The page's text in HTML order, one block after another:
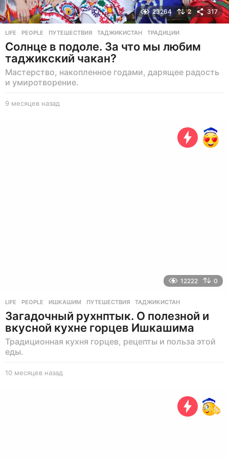
23264 2 317
LIFE ,PEOPLE ПУТЕШЕСТВИЯ ,ТАДЖИКИСТАН ,ТРАДИЦИИ
Солнце в подоле. За что мы любим
таджикский чакан?
Мастерство, накопленное годами, дарящее радость
и умиротворение.
9 месяцев назад
12222 0
LIFE ,PEOPLE ИШКАШИМ ,ПУТЕШЕСТВИЯ ,ТАДЖИКИСТАН
Загадочный рухнптык. О полезной и
вкусной кухне горцев Ишкашима
Традиционная кухня горцев, рецепты и польза этой
еды.
10 месяцев назад